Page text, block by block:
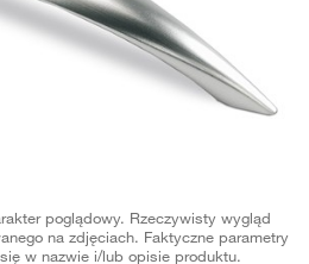
poglądowy. Rzeczywisty wygląd
na zdjęciach. Faktyczne parametry
w nazwie i/lub opisie produktu.